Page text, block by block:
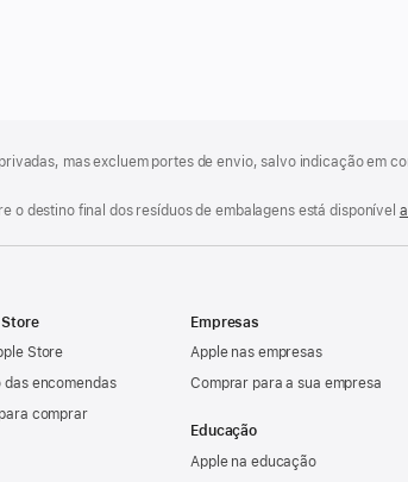
mas excluem portes de envio, salvo indicação em
o destino final dos resíduos de embalagens está disponível
Store
das encomendas
comprar
Empresas
Apple nas empresas
Comprar para a sua empresa
Educação
Apple na educação